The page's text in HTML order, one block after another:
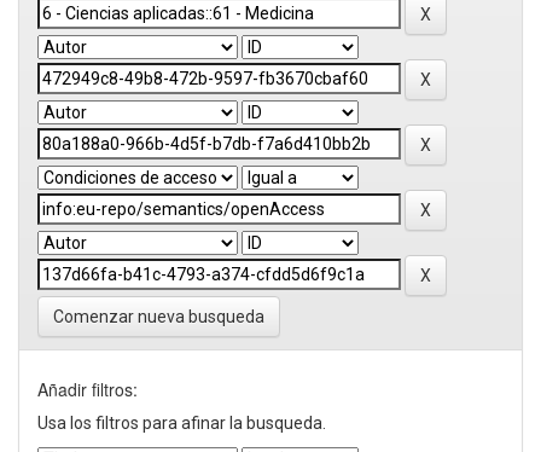
Comenzar nueva busqueda
Añadir filtros:
Usa los filtros para afinar la busqueda.